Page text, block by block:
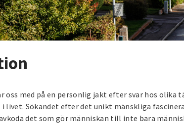
oss med på en personlig jakt efter svar hos olika
livet. Sökandet efter det unikt mänskliga
det som gör människan till inte bara